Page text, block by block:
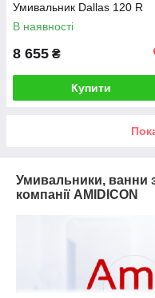
Умивальник Dallas 120 R
В наявності
8 655 ₴
Купити
Умивальники, ванни
компанії AMIDICON